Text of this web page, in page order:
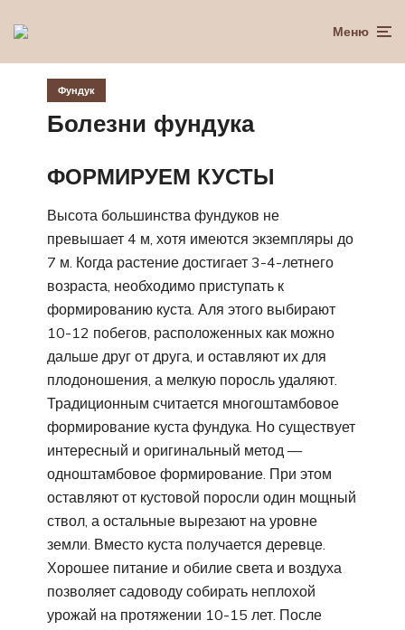
Меню
Фундук
Болезни фундука
ФОРМИРУЕМ КУСТЫ
Высота большинства фундуков не
превышает 4 м, хотя имеются экземпляры до
7 м. Когда растение достигает 3-4-летнего
возраста, необходимо приступать к
формированию куста. Аля этого выбирают
10-12 побегов, расположенных как можно
дальше друг от друга, и оставляют их для
плодоношения, а мелкую поросль удаляют.
Традиционным считается многоштамбовое
формирование куста фундука. Но существует
интересный и оригинальный метод —
одноштамбовое формирование. При этом
оставляют от кустовой поросли один мощный
ствол, а остальные вырезают на уровне
земли. Вместо куста получается деревце.
Хорошее питание и обилие света и воздуха
позволяет садоводу собирать неплохой
урожай на протяжении 10-15 лет. После